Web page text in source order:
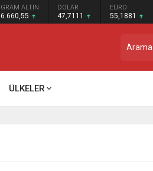
GRAM ALTIN
6.660,55
DOLAR
47,7111
EURO
55,1881
ÜLKELER